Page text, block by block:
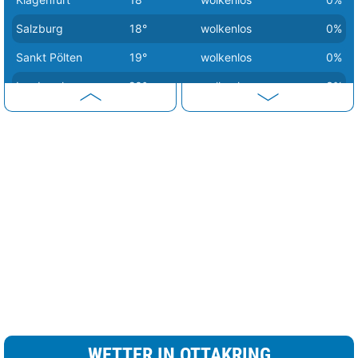
Salzburg 18° wolkenlos 0%
Sankt Pölten 19° wolkenlos 0%
Innsbruck 20° wolkenlos 3%
Bregenz 21° leicht bewölkt 15%